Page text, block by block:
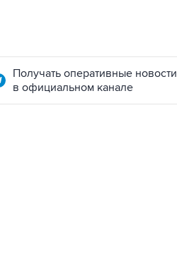
Получать оперативные новости
в официальном канале